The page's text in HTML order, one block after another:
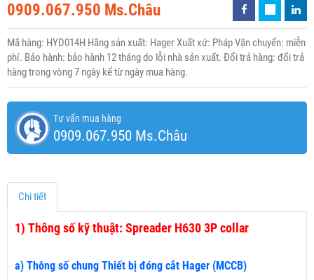
0909.067.950 Ms.Châu
Mã hàng: HYD014H Hãng sản xuất: Hager Xuất xứ: Pháp Vận chuyển: miễn
phí. Bảo hành: bảo hành 12 tháng do lỗi nhà sản xuất. Đổi trả hàng: đổi trả
hàng trong vòng 7 ngày kể từ ngày mua hàng.
Tư vấn mua hàng
0909.067.950 Ms.Châu
Chi tiết
1) Thông số kỹ thuật: Spreader H630 3P collar
a) Thông số chung Thiết bị đóng cắt Hager (MCCB)